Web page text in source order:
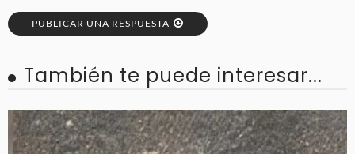
PUBLICAR UNA RESPUESTA
También te puede interesar...